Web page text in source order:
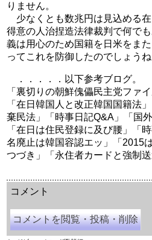
りません。
少なくとも数兆円は見込める
得意の人治捏造法律裁判で何で
義は用心のため国籍を日米をま
ってこれを防御したのでしょうね
．．．．．以下参考ブログ。
「裏切りの朝鮮傀儡民主党ファ
「在日韓国人と改正韓国国籍法
棄民法」「時事日記Q&A」「国
「在日は住民登録に及び腰」「
名廃止は韓国容認エッ」「2015
つづき」「永住者カードと強制送
コメント
コメントを閲覧・投稿・削除